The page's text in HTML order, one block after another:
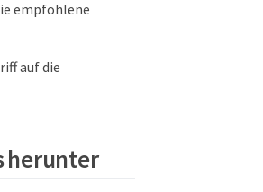
empfohlene
auf die
herunter